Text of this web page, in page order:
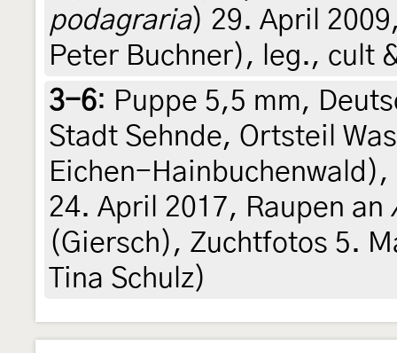
podagraria) 29. April
Peter Buchner), leg., cult
3-6: Puppe 5,5 mm,
Stadt Sehnde, Ortsteil
Eichen-
24. April 2017, Raupen an
(Giersch), Zuchtfotos 5.
Tina Schulz)